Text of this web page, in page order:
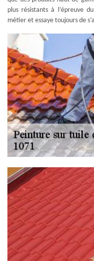
plus résistants à l’épreuve
métier et essaye toujours de